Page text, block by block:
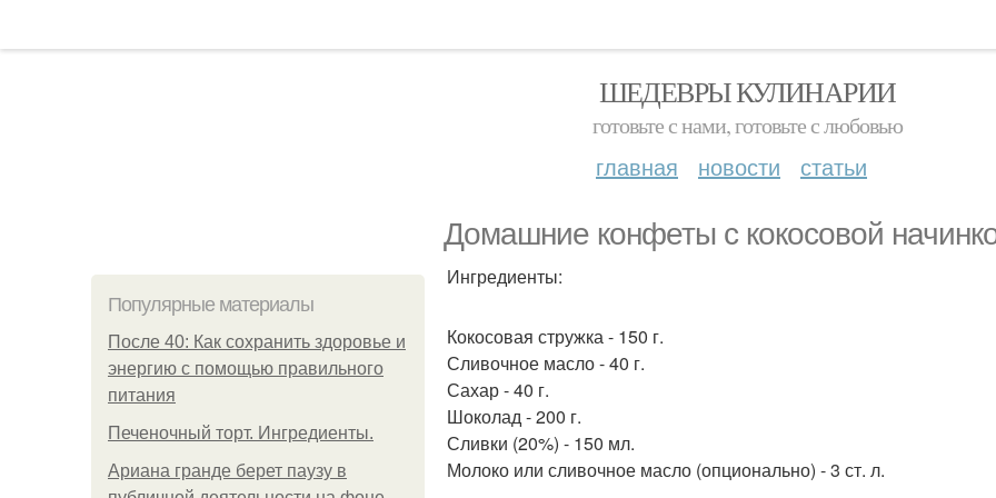
ШЕДЕВРЫ КУЛИНАРИИ
готовьте с нами, готовьте с любовью
главная новости статьи
Домашние конфеты с кокосовой
Популярные материалы
После 40: Как сохранить здоровье и
энергию с помощью правильного
питания
Печеночный торт. Ингредиенты.
Ариана гранде берет паузу в
Ингредиенты:
Кокосовая стружка - 150 г.
Сливочное масло - 40 г.
Сахар - 40 г.
Шоколад - 200 г.
Сливки (20%) - 150 мл.
Молоко или сливочное масло (опционально) - 3 ст. л.